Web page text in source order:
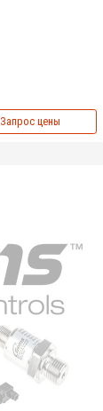
Запрос цены